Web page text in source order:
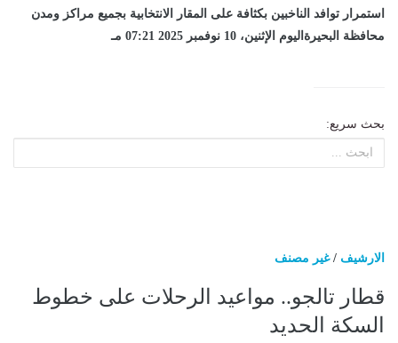
استمرار توافد الناخبين بكثافة على المقار الانتخابية بجميع مراكز ومدن
محافظة البحيرةاليوم الإثنين، 10 نوفمبر 2025 07:21 مـ
بحث سريع:
الارشيف /غير مصنف
قطار تالجو.. مواعيد الرحلات على خطوط
السكة الحديد